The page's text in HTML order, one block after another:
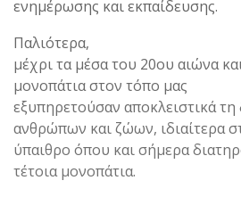
ενημέρωσης και εκπαίδευσης.
Παλιότερα,
μέχρι τα μέσα του 20ου αιώνα
μονοπάτια στον τόπο μας
εξυπηρετούσαν αποκλειστικά
ανθρώπων και ζώων, ιδιαίτερα
ύπαιθρο όπου και σήμερα
τέτοια μονοπάτια.